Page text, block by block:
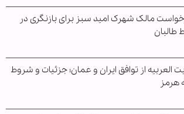
مالک شهرک امید سبز برای بازنگری در
طالبان
العربیه از توافق ایران و عمان؛ جزئیات و شروط
هرمز